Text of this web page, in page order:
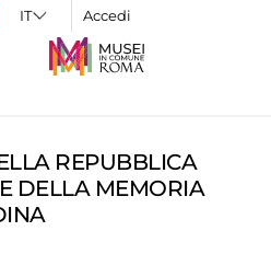
Accedi
REPUBBLICA
DELLA MEMORIA